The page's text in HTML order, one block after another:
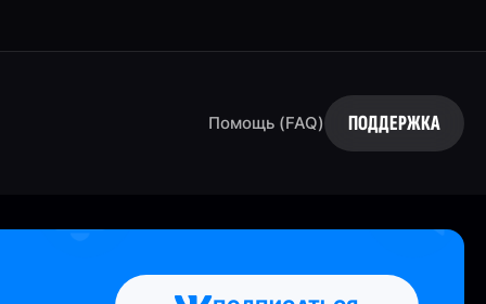
Помощь (FAQ) ПОДДЕРЖКА